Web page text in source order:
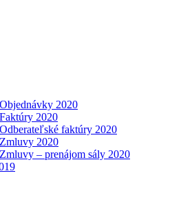
Objednávky 2020
Faktúry 2020
Odberateľské faktúry 2020
Zmluvy 2020
Zmluvy – prenájom sály 2020